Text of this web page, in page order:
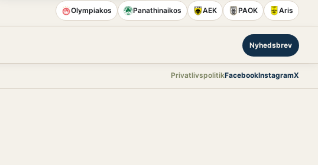
Olympiakos Panathinaikos AEK PAOK Aris
Nyhedsbrev
PrivatlivspolitikFacebookInstagramX